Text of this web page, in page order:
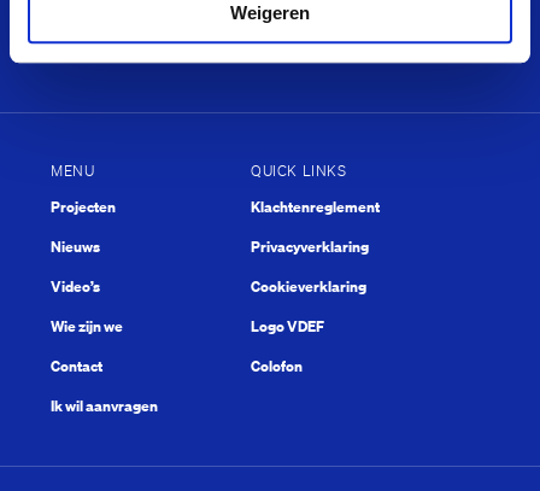
Weigeren
MENU
Projecten
Nieuws
Video’s
Wie zijn we
Contact
Ik wil aanvragen
QUICK LINKS
Klachtenreglement
Privacyverklaring
Cookieverklaring
Logo VDEF
Colofon